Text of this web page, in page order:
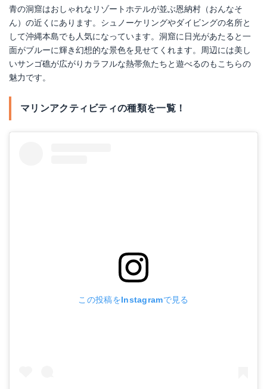
青の洞窟はおしゃれなリゾートホテルが並ぶ恩納村（おんなそ
ん）の近くにあります。シュノーケリングやダイビングの名所と
して沖縄本島でも人気になっています。洞窟に日光があたると一
面がブルーに輝き幻想的な景色を見せてくれます。周辺には美し
いサンゴ礁が広がりカラフルな熱帯魚たちと遊べるのもこちらの
魅力です。
マリンアクティビティの種類を一覧！
この投稿をInstagramで見る